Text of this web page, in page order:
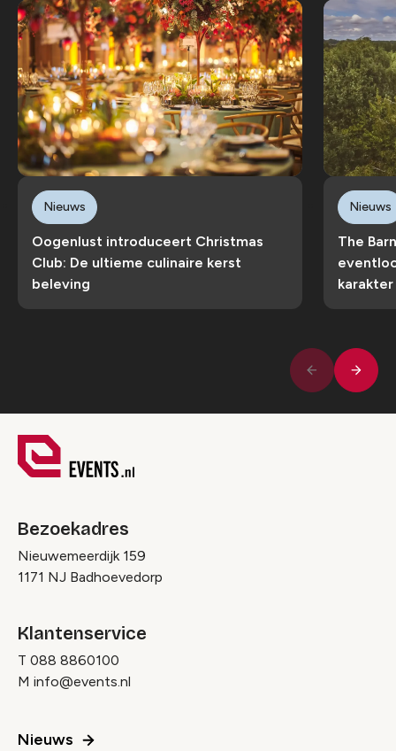
Oogenlust introduceert Christmas
Club: De ultieme culinaire kerst
beleving
Nieuws
The
karakter
Nieuws
Vorige
Bezoekadres
Nieuwemeerdijk 159
1171 NJ Badhoevedorp
Klantenservice
T 088 8860100
M info@events.nl
Nieuws